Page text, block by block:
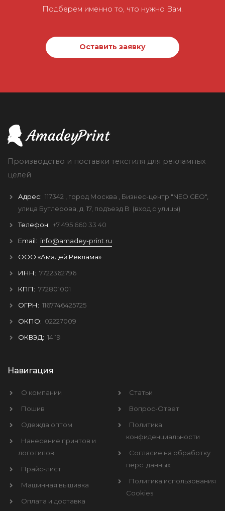
Подберем именно то, что нужно Вам.
Оставить заявку
Производство и поставки текстиля для рекламных
целей
Адрес: 117342 , город Москва
, Бизнес-центр "NEO GEO",
улица Бутлерова, д. 17, подъезд B (вход с улицы)
Телефон: +7 495 660 33 40
Email: info@amadey-print.ru
ООО «Амадей Реклама»
ИНН: 7722362796
КПП: 772801001
ОГРН: 1167746425725
ОКПО: 02227009
ОКВЭД: 14.19
Навигация
О компании
Пошив
Одежда оптом
Нанесение принтов и
логотипов
Прайс-лист
Машинная вышивка
Оплата и доставка
Статьи
Вопрос-Ответ
Политика
конфиденциальности
Согласие на обработку
перс. данных
Политика использования
Cookies